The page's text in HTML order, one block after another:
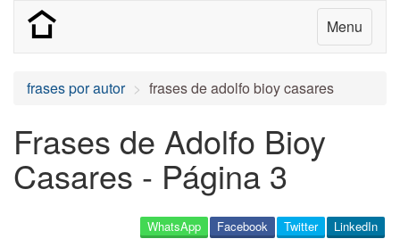
Menu
frases por autor frases de adolfo bioy casares
Frases de Adolfo Bioy
Casares - Página 3
LinkedIn
Twitter
Facebook
WhatsApp